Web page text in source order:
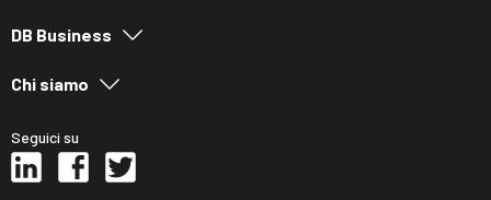
DB Business
Chi siamo
Seguici su